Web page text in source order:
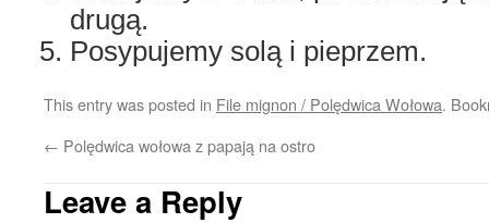
drugą.
Posypujemy solą i pieprzem.
This entry was posted in File mignon / Polędwica Wołowa.
← Polędwica wołowa z papają na ostro
Leave a Reply